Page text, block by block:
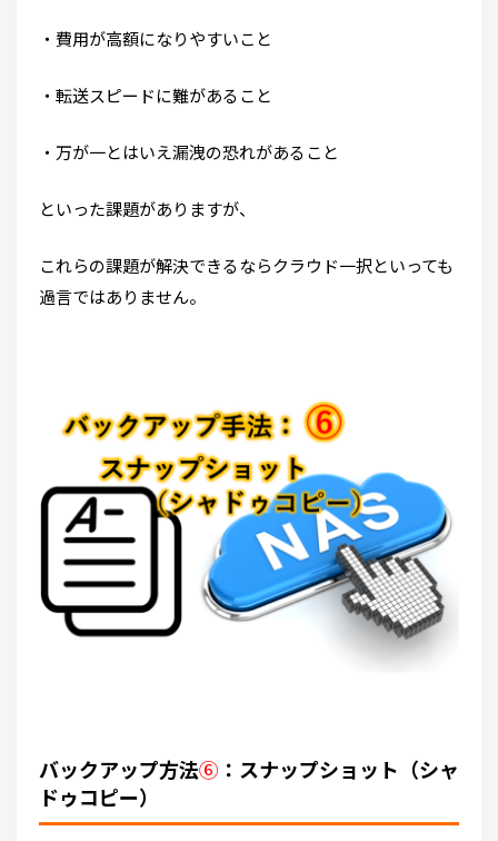
・費用が高額になりやすいこと
・転送スピードに難があること
・万が一とはいえ漏洩の恐れがあること
といった課題がありますが、
これらの課題が解決できるならクラウド一択といっても
過言ではありません。
バックアップ方法⑥ ：スナップショット（シャ
ドゥコピー）